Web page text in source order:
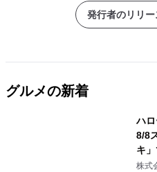
発行者のリリ
グルメの新着
ハ
8/8
キ
株式